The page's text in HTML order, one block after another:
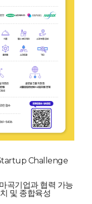
Challenge
곡기업과 협력 가능
및 종합육성